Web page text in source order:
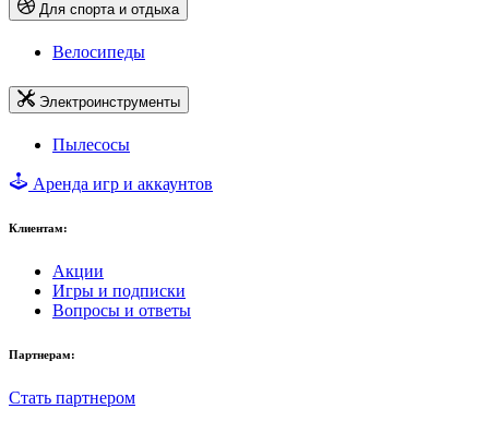
Для спорта и отдыха
Велосипеды
Электроинструменты
Пылесосы
Аренда игр и аккаунтов
Клиентам:
Акции
Игры и подписки
Вопросы и ответы
Партнерам:
Стать партнером